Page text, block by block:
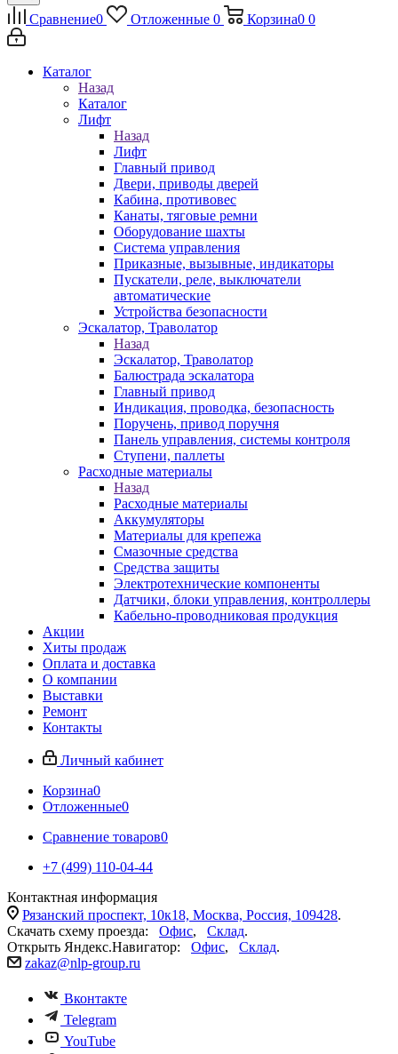
Сравнение0 Отложенные 0 Корзина0 0
Каталог
Назад
Каталог
Лифт
Назад
Лифт
Главный привод
Двери, приводы дверей
Кабина, противовес
Канаты, тяговые ремни
Оборудование шахты
Система управления
Приказные, вызывные, индикаторы
Пускатели, реле, выключатели
автоматические
Устройства безопасности
Эскалатор, Траволатор
Назад
Эскалатор, Траволатор
Балюстрада эскалатора
Главный привод
Индикация, проводка, безопасность
Поручень, привод поручня
Панель управления, системы контроля
Ступени, паллеты
Расходные материалы
Назад
Расходные материалы
Аккумуляторы
Материалы для крепежа
Смазочные средства
Средства защиты
Электротехнические компоненты
Датчики, блоки управления, контроллеры
Кабельно-проводниковая продукция
Акции
Хиты продаж
Оплата и доставка
О компании
Выставки
Ремонт
Контакты
Личный кабинет
Корзина0
Отложенные0
Сравнение товаров0
+7 (499) 110-04-44
Контактная информация
Рязанский проспект, 10к18, Москва, Россия, 109428.
Скачать схему проезда: Офис, Склад.
Открыть Яндекс.Навигатор: Офис, Склад.
zakaz@nlp-group.ru
Вконтакте
Telegram
YouTube